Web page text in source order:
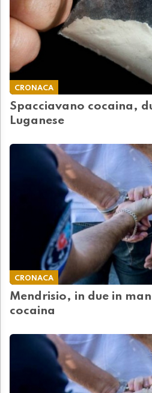
CRONACA
Spacciavano cocaina,
Luganese
CRONACA
Mendrisio, in due in
cocaina